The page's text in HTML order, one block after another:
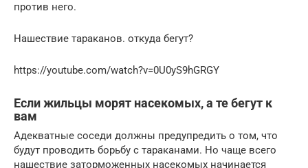
против него.
Нашествие тараканов. откуда бегут?
https://youtube.com/watch?v=0U0yS9hGRGY
Если жильцы морят насекомых, а те бегут к
вам
Адекватные соседи должны предупредить о том, что
будут проводить борьбу с тараканами. Но чаще всего
нашествие заторможенных насекомых начинается